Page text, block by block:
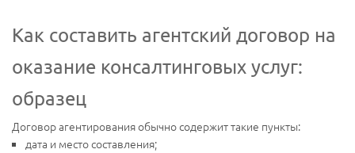
Как составить агентский договор на
оказание консалтинговых услуг:
образец
Договор агентирования обычно содержит такие пункты:
дата и место составления;